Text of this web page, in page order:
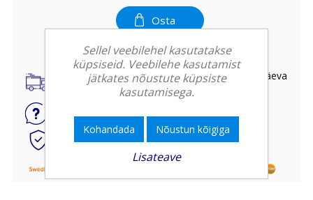
Osta
Kohaletoimetamine kogu Eestis kuni 3 tööpäeva
jooksul
Küsitoote kohta
Kiire ja turvalineinternetimakse
Sellel veebilehel kasutatakse
küpsiseid. Veebilehe kasutamist
jätkates nõustute küpsiste
kasutamisega.
Kohandada Nõustun kõigiga
Lisateave